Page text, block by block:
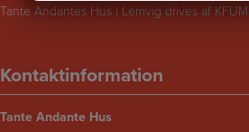
Tante Andantes Hus i Lemvig drives af
Kontaktinformation
Tante Andante Hus
MARKETING